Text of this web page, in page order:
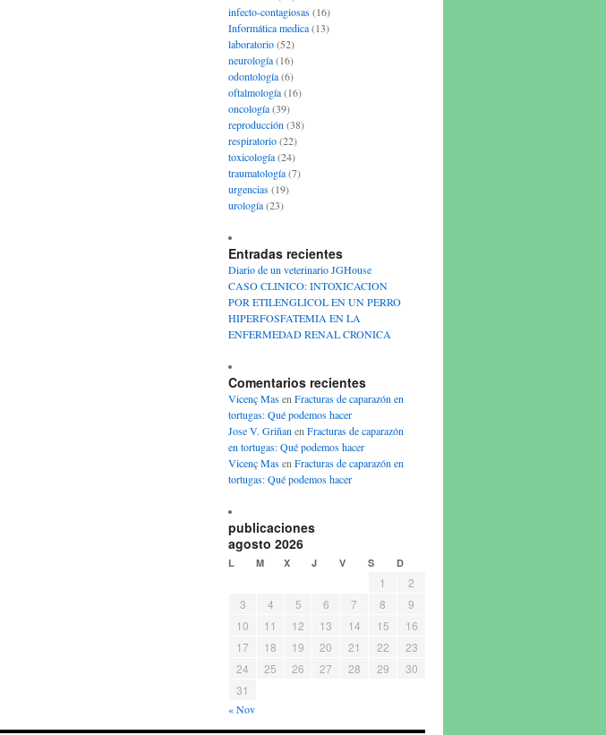
infecto-contagiosas(16)
Informática medica(13)
laboratorio(52)
neurología(16)
odontología(6)
oftalmología(16)
oncología(39)
reproducción (38)
respiratorio(22)
toxicología(24)
traumatología(7)
urgencias(19)
urología(23)
Entradas recientes
Diario de un veterinario JGHouse
CASO CLINICO: INTOXICACION
POR ETILENGLICOL EN UN PERRO
HIPERFOSFATEMIA EN LA
ENFERMEDAD RENAL CRONICA
Comentarios recientes
Vicenç Masen Fracturas de caparazón en
tortugas: Qué podemos hacer
Jose V. Griñan en Fracturas de caparazón
en tortugas: Qué podemos hacer
Vicenç Masen Fracturas de caparazón en
tortugas: Qué podemos hacer
publicaciones
agosto 2026
L M X J V S D
1
2
3
4 5 6 7 8
9
10
11 12 13 14 15
16
17
18 19 20 21 22
23
24
25 26 27 28 29
30
31
« Nov